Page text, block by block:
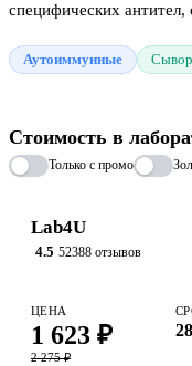
специфических
нарушениях
Аутоиммунные
Стоимость в
Только с промо
Lab4U
4.5 52388 отзывов
ЦЕНА
1 623 ₽
2 275 ₽